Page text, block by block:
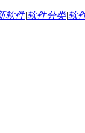
软件|软件分类|软